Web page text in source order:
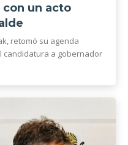
con un acto
retomó su agenda
candidatura a gobernador